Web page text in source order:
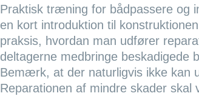
Praktisk træning for bådpassere og
en kort introduktion til
praksis, hvordan man udfører
deltagerne medbringe beskadigede
Bemærk, at der naturligvis ikke kan
Reparationen af ​​mindre skader skal